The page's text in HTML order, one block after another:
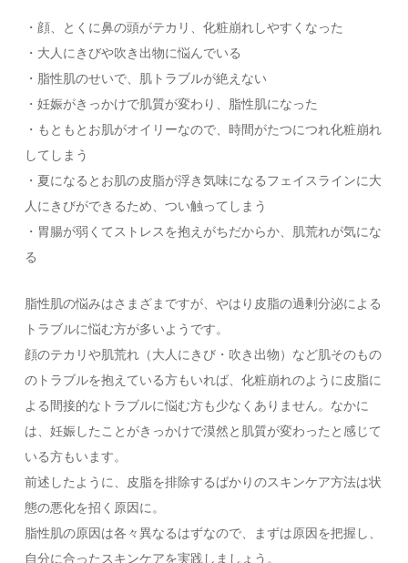
・顔、とくに鼻の頭がテカリ、化粧崩れしやすくなった
・大人にきびや吹き出物に悩んでいる
・脂性肌のせいで、肌トラブルが絶えない
・妊娠がきっかけで肌質が変わり、脂性肌になった
・もともとお肌がオイリーなので、時間がたつにつれ化粧崩れ
してしまう
・夏になるとお肌の皮脂が浮き気味になるフェイスラインに大
人にきびができるため、つい触ってしまう
・胃腸が弱くてストレスを抱えがちだからか、肌荒れが気にな
る
脂性肌の悩みはさまざまですが、やはり皮脂の過剰分泌による
トラブルに悩む方が多いようです。
顔のテカリや肌荒れ（大人にきび・吹き出物）など肌そのもの
のトラブルを抱えている方もいれば、化粧崩れのように皮脂に
よる間接的なトラブルに悩む方も少なくありません。なかに
は、妊娠したことがきっかけで漠然と肌質が変わったと感じて
いる方もいます。
前述したように、皮脂を排除するばかりのスキンケア方法は状
態の悪化を招く原因に。
脂性肌の原因は各々異なるはずなので、まずは原因を把握し、
自分に合ったスキンケアを実践しましょう。